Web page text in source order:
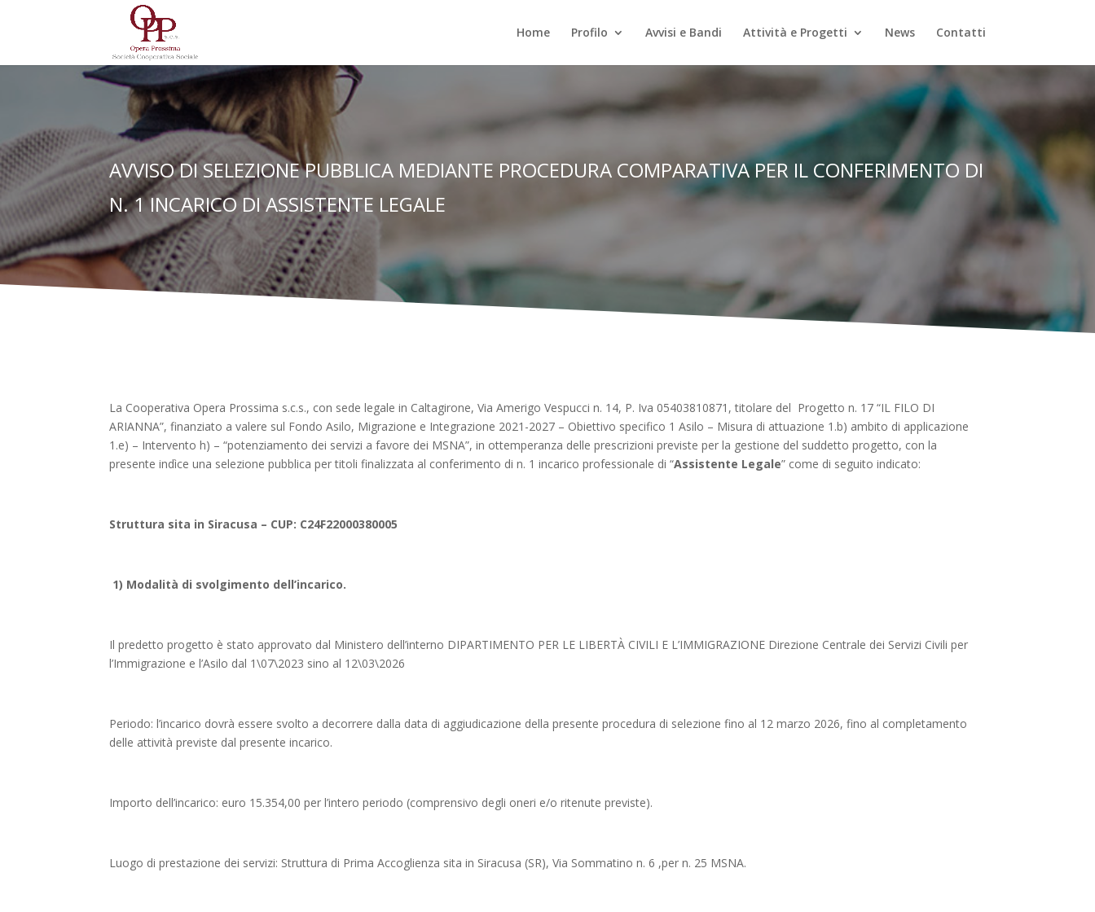
Home Profilo Avvisi e Bandi Attività e Progetti News Contatti
AVVISO DI SELEZIONE PUBBLICA MEDIANTE PROCEDURA COMPARATIVA PER IL CONFERIMENTO DI
N. 1 INCARICO DI ASSISTENTE LEGALE
La Cooperativa Opera Prossima s.c.s., con sede legale in Caltagirone, Via Amerigo Vespucci n. 14, P. Iva 05403810871, titolare del Progetto n. 17 “IL FILO DI
ARIANNA”, finanziato a valere sul Fondo Asilo, Migrazione e Integrazione 2021-2027 – Obiettivo specifico 1 Asilo – Misura di attuazione 1.b) ambito di applicazione
1.e) – Intervento h) – “potenziamento dei servizi a favore dei MSNA”, in ottemperanza delle prescrizioni previste per la gestione del suddetto progetto, con la
presente indìce una selezione pubblica per titoli finalizzata al conferimento di n. 1 incarico professionale di “Assistente Legale” come di seguito indicato:
Struttura sita in Siracusa – CUP: C24F22000380005
1) Modalità di svolgimento dell’incarico.
Il predetto progetto è stato approvato dal Ministero dell’interno DIPARTIMENTO PER LE LIBERTÀ CIVILI E L’IMMIGRAZIONE Direzione Centrale dei Servizi Civili per
l’Immigrazione e l’Asilo dal 1\07\2023 sino al 12\03\2026
Periodo: l’incarico dovrà essere svolto a decorrere dalla data di aggiudicazione della presente procedura di selezione fino al 12 marzo 2026, fino al completamento
delle attività previste dal presente incarico.
Importo dell’incarico: euro 15.354,00 per l’intero periodo (comprensivo degli oneri e/o ritenute previste).
Luogo di prestazione dei servizi: Struttura di Prima Accoglienza sita in Siracusa (SR), Via Sommatino n. 6 ,per n. 25 MSNA.